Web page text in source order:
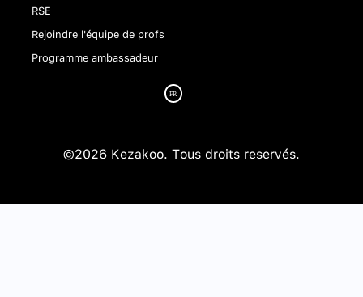
RSE
Rejoindre l'équipe de profs
Programme ambassadeur
©2026 Kezakoo. Tous droits reservés.